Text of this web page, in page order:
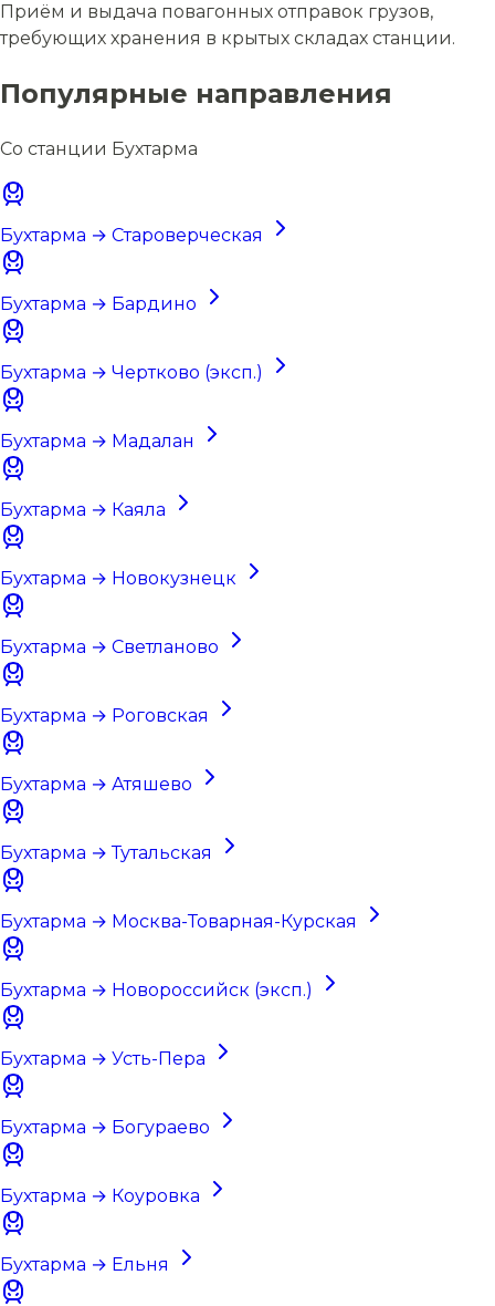
Приём и выдача повагонных отправок грузов,
требующих хранения в крытых складах станции.
Популярные направления
Со станции Бухтарма
Бухтарма → Староверческая
Бухтарма → Бардино
Бухтарма → Чертково (эксп.)
Бухтарма → Мадалан
Бухтарма → Каяла
Бухтарма → Новокузнецк
Бухтарма → Светланово
Бухтарма → Роговская
Бухтарма → Атяшево
Бухтарма → Тутальская
Бухтарма → Москва-Товарная-Курская
Бухтарма → Новороссийск (эксп.)
Бухтарма → Усть-Пера
Бухтарма → Богураево
Бухтарма → Коуровка
Бухтарма → Ельня